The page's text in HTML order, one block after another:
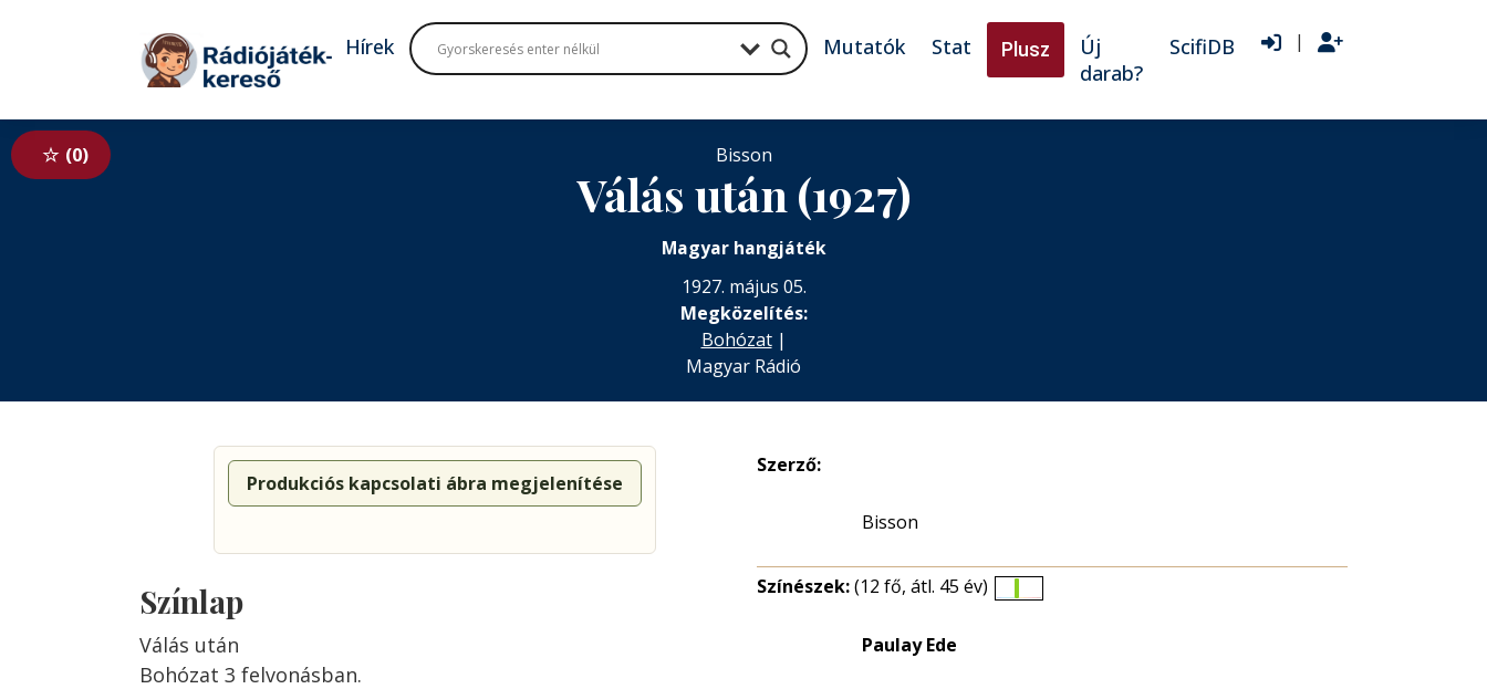
Tovább a tartalomhoz
Hírek Mutatók Stat Plusz
Új
darab?
ScifiDB |
0 Bisson
Válás után (1927)
Magyar hangjáték
1927. május 05.
Megközelítés:
Bohózat|
Magyar Rádió
Produkciós kapcsolati ábra megjelenítése
Színlap
Válás után
Bohózat 3 felvonásban.
Szerző:
Bisson
Színészek:(12 fő, átl. 45 év)
Paulay Ede